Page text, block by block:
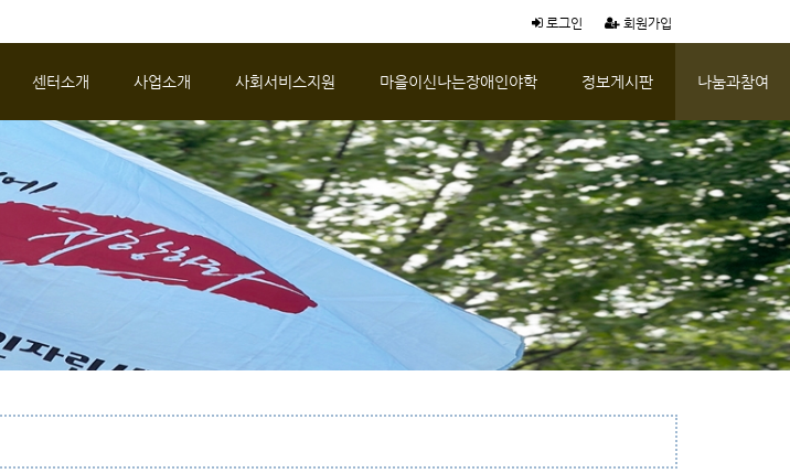
로그인 회원가입
센터소개 사업소개 사회서비스지원 마을이신나는장애인야학 정보게시판 나눔과참여